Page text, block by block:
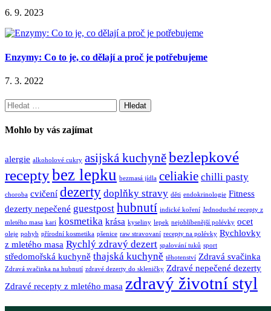
6. 9. 2023
Enzymy: Co to je, co dělají a proč je potřebujeme
7. 3. 2022
Vyhledávání
Mohlo by vás zajímat
alergie alkoholové cukry asijská kuchyněbezlepkové
receptybez lepku bezmasá jídla celiakie chilli pasty
choroba cvičení dezerty doplňky stravy děti endokrinologie Fitness
dezerty nepečené guestpost hubnutí indické koření Jednoduché recepty z
mletého masa kari kosmetika krása kyseliny lepek nejoblíbenější polévky ocet
oleje pohyb přírodní kosmetika pšenice raw stravovaní recepty na polévky Rychlovky
z mletého masa Rychlý zdravý dezert spalování tuků sport
středomořská kuchyně thajská kuchyně těhotenství Zdravá svačinka
Zdravá svačinka na hubnutí zdravé dezerty do skleničky Zdravé nepečené dezerty
Zdravé recepty z mletého masa zdravý životní styl